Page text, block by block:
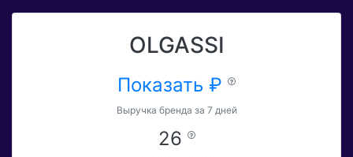
OLGASSI
Показать ₽
Выручка бренда за 7 дней
26